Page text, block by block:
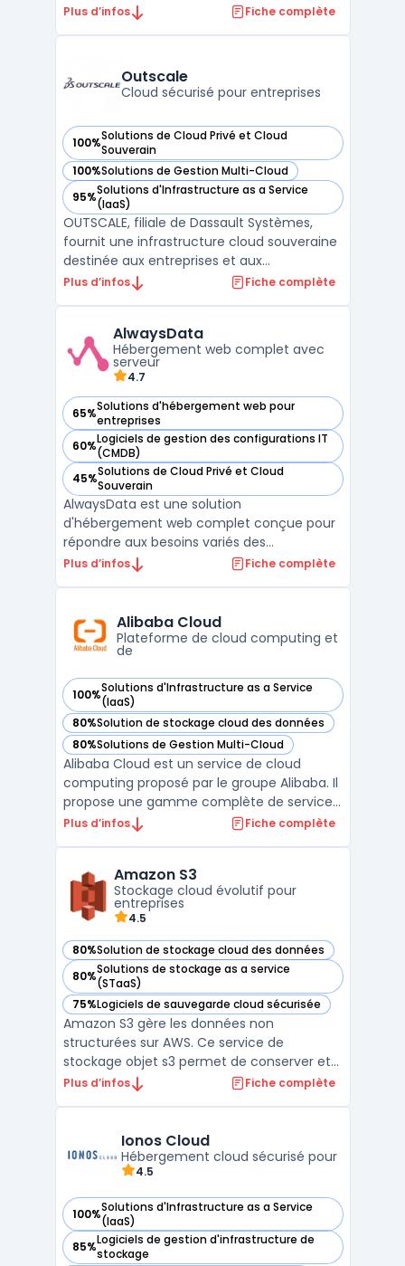
complète de services cloud, y compris des
gestion de projets. La plateforme cloud
d'OVHcloud est co ...
Plus d’infos Fiche complète
Outscale
Cloud sécurisé pour entreprises
100%Solutions de Cloud Privé et Cloud
Souverain
— voir Outscale dans cette catégorie
100%Solutions de Gestion Multi-Cloud
— voir Outscale dans cette catégorie
95%Solutions d'Infrastructure as a Service
(IaaS)
— voir Outscale dans cette catégorie
OUTSCALE, filiale de Dassault Systèmes,
fournit une infrastructure cloud souveraine
destinée aux entreprises et aux
organisations publiques. Sa plateforme
données en conformité avec le RGPD.
L’ensemble des services propos ...
Plus d’infos Fiche complète
AlwaysData
Hébergement web complet avec
serveur
4.7
65%Solutions d'hébergement web pour
entreprises
— voir AlwaysData dans cette catégorie
60%Logiciels de gestion des configurations IT
(CMDB)
— voir AlwaysData dans cette catégorie
45%Solutions de Cloud Privé et Cloud
Souverain
— voir AlwaysData dans cette catégorie
AlwaysData est une solution
d'hébergement web complet conçue pour
répondre aux besoins variés des
développeurs, des entreprises et des
serveur cloud évolutif qui permet d'adapter
les configurations en fonction des exigence
Plus d’infos Fiche complète
Alibaba Cloud
Plateforme de cloud computing et
de
100%Solutions d'Infrastructure as a Service
(IaaS)
— voir Alibaba Cloud dans cette catégorie
80%Solution de stockage cloud des données
— voir Alibaba Cloud dans cette catégorie
80%Solutions de Gestion Multi-Cloud
— voir Alibaba Cloud dans cette catégorie
Alibaba Cloud est un service de cloud
computing proposé par le groupe Alibaba. Il
propose une gamme complète de services
cloud adaptés aux entreprises, allant du
surtout présent en Asie mais continue de
gagner en popularité ...
Plus d’infos Fiche complète
Amazon S3
Stockage cloud évolutif pour
entreprises
4.5
80%Solution de stockage cloud des données
— voir Amazon S3 dans cette catégorie
80%Solutions de stockage as a service
(STaaS)
— voir Amazon S3 dans cette catégorie
75%Logiciels de sauvegarde cloud sécurisée
— voir Amazon S3 dans cette catégorie
Amazon S3 gère les données non
structurées sur AWS. Ce service de
stockage objet s3 permet de conserver et
récupérer tout volume de fichiers. Les
conception garantit une durabilité élevée,
répondant aux besoins infor ...
Plus d’infos Fiche complète
Ionos Cloud
Hébergement cloud sécurisé pour
4.5
100%Solutions d'Infrastructure as a Service
(IaaS)
— voir Ionos Cloud dans cette catégorie
85%Logiciels de gestion d'infrastructure de
stockage
— voir Ionos Cloud dans cette catégorie